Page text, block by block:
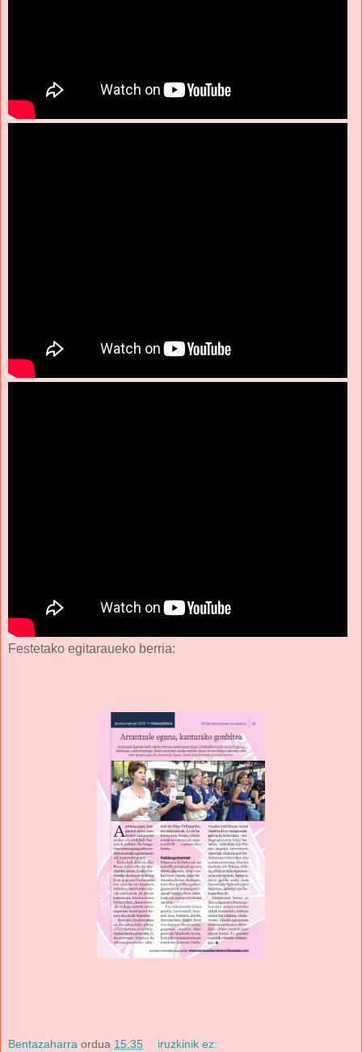
Festetako egitaraueko berria:
Bentazaharra ordua 15:35 iruzkinik ez: